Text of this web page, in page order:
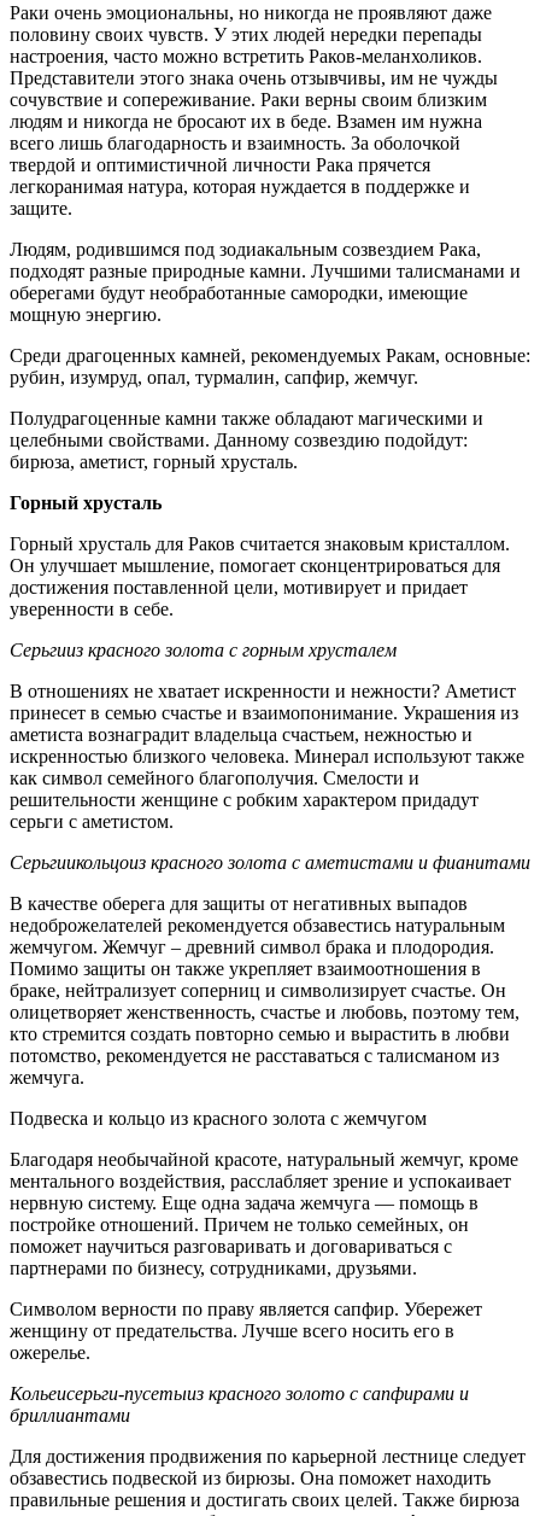
Раки очень эмоциональны, но никогда не проявляют даже
половину своих чувств. У этих людей нередки перепады
настроения, часто можно встретить Раков-меланхоликов.
Представители этого знака очень отзывчивы, им не чужды
сочувствие и сопереживание. Раки верны своим близким
людям и никогда не бросают их в беде. Взамен им нужна
всего лишь благодарность и взаимность. За оболочкой
твердой и оптимистичной личности Рака прячется
легкоранимая натура, которая нуждается в поддержке и
защите.
Людям, родившимся под зодиакальным созвездием Рака,
подходят разные природные камни. Лучшими талисманами и
оберегами будут необработанные самородки, имеющие
мощную энергию.
Среди драгоценных камней, рекомендуемых Ракам, основные:
рубин, изумруд, опал, турмалин, сапфир, жемчуг.
Полудрагоценные камни также обладают магическими и
целебными свойствами. Данному созвездию подойдут:
бирюза, аметист, горный хрусталь.
Горный хрусталь
Горный хрусталь для Раков считается знаковым кристаллом.
Он улучшает мышление, помогает сконцентрироваться для
достижения поставленной цели, мотивирует и придает
уверенности в себе.
Серьгииз красного золота с горным хрусталем
В отношениях не хватает искренности и нежности? Аметист
принесет в семью счастье и взаимопонимание. Украшения из
аметиста вознаградит владельца счастьем, нежностью и
искренностью близкого человека. Минерал используют также
как символ семейного благополучия. Смелости и
решительности женщине с робким характером придадут
серьги с аметистом.
Серьгиикольцоиз красного золота с аметистами и фианитами
В качестве оберега для защиты от негативных выпадов
недоброжелателей рекомендуется обзавестись натуральным
жемчугом. Жемчуг – древний символ брака и плодородия.
Помимо защиты он также укрепляет взаимоотношения в
браке, нейтрализует соперниц и символизирует счастье. Он
олицетворяет женственность, счастье и любовь, поэтому тем,
кто стремится создать повторно семью и вырастить в любви
потомство, рекомендуется не расставаться с талисманом из
жемчуга.
Подвеска и кольцо из красного золота с жемчугом
Благодаря необычайной красоте, натуральный жемчуг, кроме
ментального воздействия, расслабляет зрение и успокаивает
нервную систему. Еще одна задача жемчуга — помощь в
постройке отношений. Причем не только семейных, он
поможет научиться разговаривать и договариваться с
партнерами по бизнесу, сотрудниками, друзьями.
Символом верности по праву является сапфир. Убережет
женщину от предательства. Лучше всего носить его в
ожерелье.
Кольеисерьги-пусетыиз красного золото с сапфирами и
бриллиантами
Для достижения продвижения по карьерной лестнице следует
обзавестись подвеской из бирюзы. Она поможет находить
правильные решения и достигать своих целей. Также бирюза